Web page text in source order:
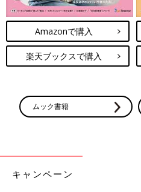
Amazonで購入
楽天ブックスで購入
ムック書籍
キャンペーン